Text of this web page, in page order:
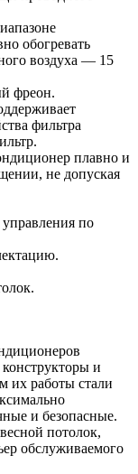
обогревать
воздуха — 15
фреон.
фильтра
плавно и
не допуская
по
и
их работы стали
и безопасные.
потолок,
обслуживаемого